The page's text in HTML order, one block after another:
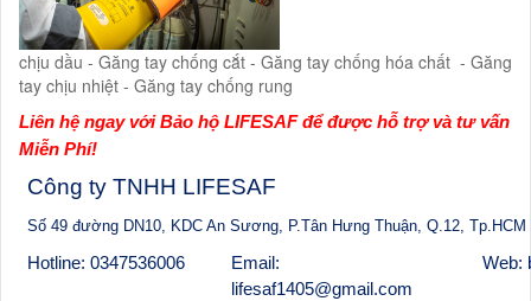
chịu dầu - Găng tay chống cắt - Găng tay chống hóa chất - Găng
tay chịu nhiệt - Găng tay chống rung
Liên hệ ngay với Bảo hộ LIFESAF để được hỗ trợ và tư vấn
Miễn Phí!
Công ty TNHH LIFESAF
Số 49 đường DN10, KDC An Sương, P.Tân Hưng Thuận, Q.12, Tp.HCM
Hotline: 0347536006
Email:
lifesaf1405@gmail.com
Web: